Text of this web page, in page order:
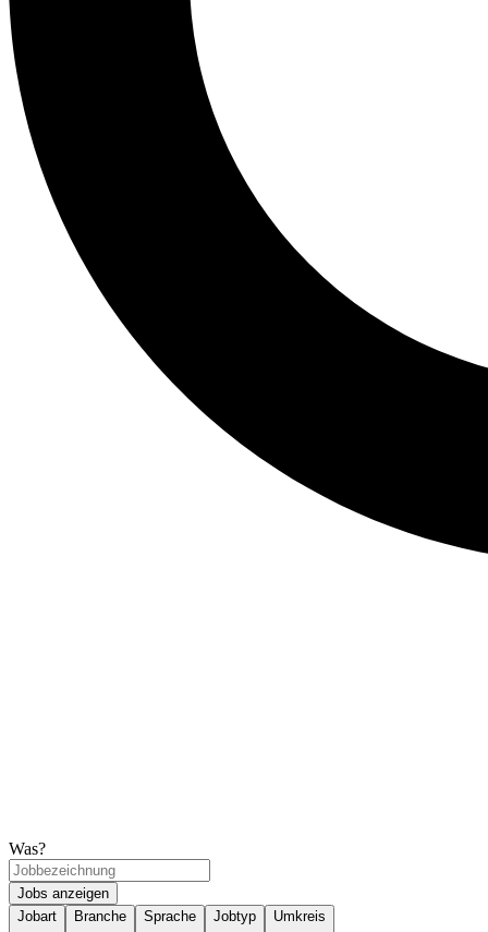
Was?
Jobs anzeigen
Jobart
Branche Sprache Jobtyp Umkreis